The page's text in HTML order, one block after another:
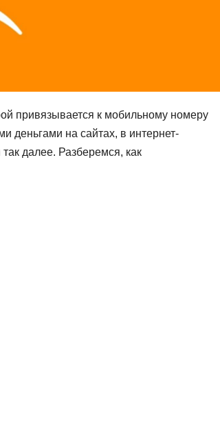
привязывается к мобильному номеру
деньгами на сайтах, в интернет-
далее. Разберемся, как